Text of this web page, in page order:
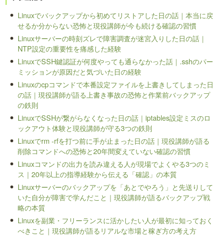
Linuxでバックアップから初めてリストアした日の話｜本当に戻
せるか分からない恐怖と現役講師が今も続ける確認の習慣
Linuxサーバーの時刻ズレで障害調査が迷宮入りした日の話｜
NTP設定の重要性を痛感した経験
LinuxでSSH鍵認証が何度やっても通らなかった話｜.sshのパー
ミッションが原因だと気づいた日の経験
Linuxのcpコマンドで本番設定ファイルを上書きしてしまった日
の話｜現役講師が語る上書き事故の恐怖と作業前バックアップ
の鉄則
LinuxでSSHが繋がらなくなった日の話｜iptables設定ミスのロ
ックアウト体験と現役講師が守る3つの鉄則
Linuxでrm -rfを打つ前に手が止まった日の話｜現役講師が語る
削除コマンドへの恐怖と20年間変えていない確認の習慣
Linuxコマンドの出力を読み違える人が現場でよくやる3つのミ
ス｜20年以上の指導経験から伝える「確認」の本質
Linuxサーバーのバックアップを「あとでやろう」と先送りして
いた自分が障害で学んだこと｜現役講師が語るバックアップ戦
略の本質
Linuxを副業・フリーランスに活かしたい人が最初に知っておく
べきこと｜現役講師が語るリアルな市場と稼ぎ方の考え方